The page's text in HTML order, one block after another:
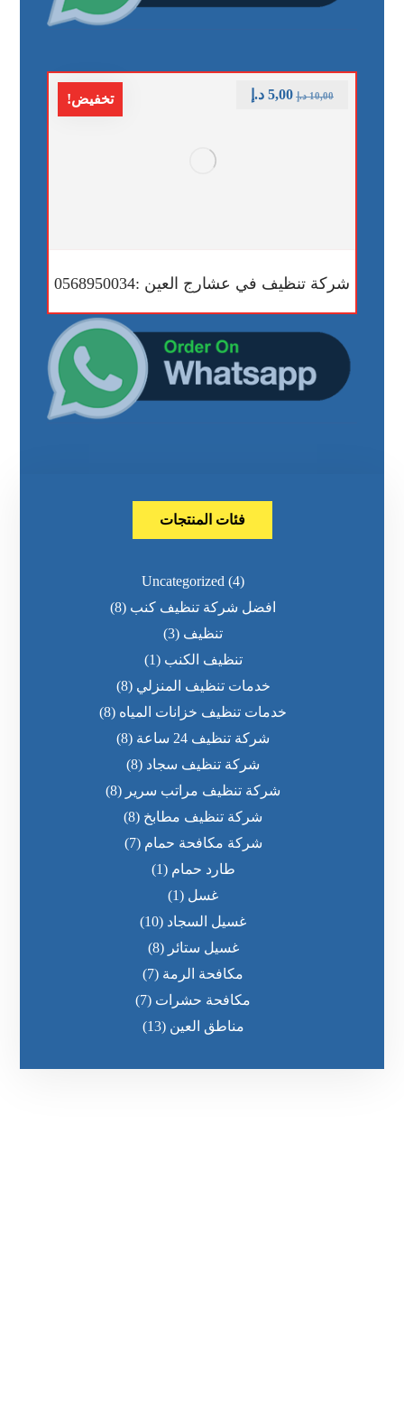
تخفيض!
شركة تنظيف في عشارج العين :0568950034
10,00 د.إ 5,00 د.إ
فئات المنتجات
Uncategorized (4)
افضل شركة تنظيف كنب (8)
تنظيف (3)
تنظيف الكنب (1)
خدمات تنظيف المنزلي (8)
خدمات تنظيف خزانات المياه (8)
شركة تنظيف 24 ساعة
(8)
شركة تنظيف سجاد (8)
شركة تنظيف مراتب سرير (8)
شركة تنظيف مطابخ (8)
شركة مكافحة حمام (7)
طارد حمام (1)
غسل (1)
غسيل السجاد (10)
غسيل ستائر (8)
مكافحة الرمة (7)
مكافحة حشرات (7)
مناطق العين (13)